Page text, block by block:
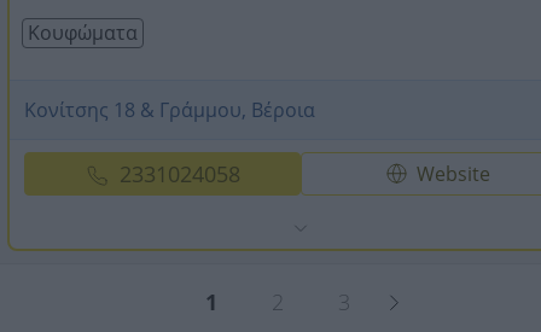
Κουφώματα
Κονίτσης 18 & Γράμμου, Βέροια
2331024058 Website
1 2 3